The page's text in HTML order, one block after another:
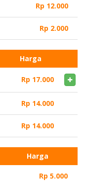
Rp 12.000
Rp 2.000
Harga
Rp 17.000
Rp 14.000
Rp 14.000
Harga
Rp 5.000